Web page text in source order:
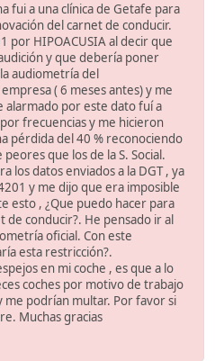
fui a una clínica de Getafe para
del carnet de conducir.
por HIPOACUSIA al decir que
y que debería poner
audiometría del
( 6 meses antes) y me
alarmado por este dato fuí a
frecuencias y me hicieron
pérdida del 40 % reconociendo
que los de la S. Social.
los datos enviados a la DGT , ya
y me dijo que era imposible
esto , ¿Que puedo hacer para
conducir?. He pensado ir al
oficial. Con este
esta restricción?.
en mi coche , es que a lo
coches por motivo de trabajo
me podrían multar. Por favor si
Muchas gracias